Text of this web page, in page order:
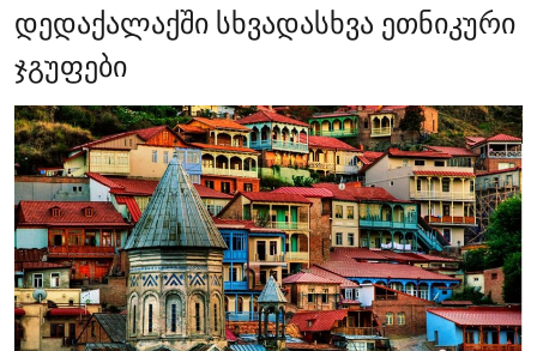
დედაქალაქში სხვადასხვა ეთნიკური
ჯგუფები